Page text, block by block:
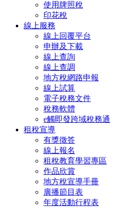
使用牌照稅
印花稅
線上服務
線上回覆平台
申辦及下載
線上查詢
線上查調
地方稅網路申報
線上試算
電子稅務文件
稅務軟體
e觸即發跨域稅務通
租稅宣導
有獎徵答
線上報名
租稅教育學習專區
作品欣賞
地方稅宣導手冊
廣播節目表
年度活動行程表